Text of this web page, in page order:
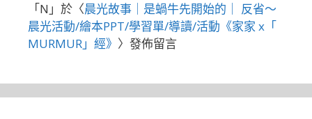
「N 」於〈晨光故事｜是蝸牛先開始的｜ 反省～
晨光活動/繪本PPT/學習單/導讀/活動《家家 x「
MURMUR」經》 〉發佈留言